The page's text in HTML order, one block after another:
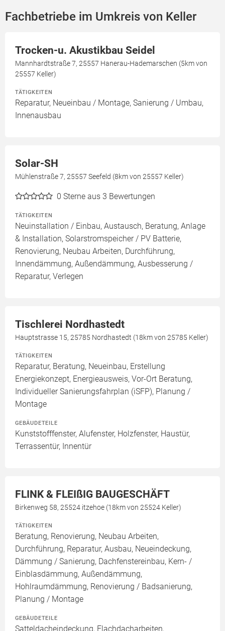
Fachbetriebe im Umkreis von Keller
Trocken-u. Akustikbau Seidel
Mannhardtstraße 7, 25557 Hanerau-Hademarschen (5km von
25557 Keller)
TÄTIGKEITEN
Reparatur, Neueinbau / Montage, Sanierung / Umbau,
Innenausbau
Solar-SH
Mühlenstraße 7, 25557 Seefeld (8km von 25557 Keller)
0 Sterne aus 3 Bewertungen
TÄTIGKEITEN
Neuinstallation / Einbau, Austausch, Beratung, Anlage
& Installation, Solarstromspeicher / PV Batterie,
Renovierung, Neubau Arbeiten, Durchführung,
Innendämmung, Außendämmung, Ausbesserung /
Reparatur, Verlegen
Tischlerei Nordhastedt
Hauptstrasse 15, 25785 Nordhastedt (18km von 25785 Keller)
TÄTIGKEITEN
Reparatur, Beratung, Neueinbau, Erstellung
Energiekonzept, Energieausweis, Vor-Ort Beratung,
Individueller Sanierungsfahrplan (iSFP), Planung /
Montage
GEBÄUDETEILE
Kunststofffenster, Alufenster, Holzfenster, Haustür,
Terrassentür, Innentür
FLINK & FLEIßIG BAUGESCHÄFT
Birkenweg 58, 25524 itzehoe (18km von 25524 Keller)
TÄTIGKEITEN
Beratung, Renovierung, Neubau Arbeiten,
Durchführung, Reparatur, Ausbau, Neueindeckung,
Dämmung / Sanierung, Dachfenstereinbau, Kern- /
Einblasdämmung, Außendämmung,
Hohlraumdämmung, Renovierung / Badsanierung,
Planung / Montage
GEBÄUDETEILE
Satteldacheindeckung, Flachdacharbeiten,